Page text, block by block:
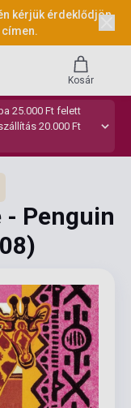
kérjük érdeklődjön
címen.
25.000 Ft felett
20.000 Ft
Kosár
Penguin